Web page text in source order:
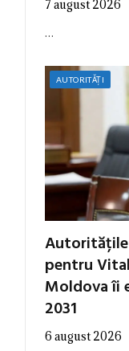
7 august 2026
…
AUTORITĂȚI
pentru
Moldova îi
2031
6 august 2026